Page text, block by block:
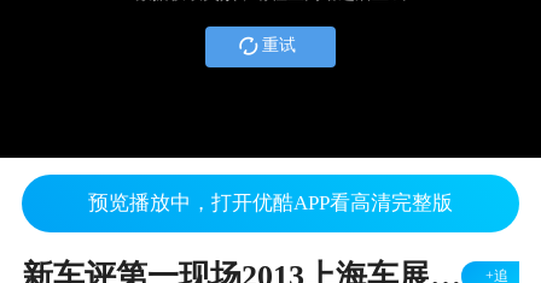
重试
预览播放中，打开优酷APP看高清完整版
+追